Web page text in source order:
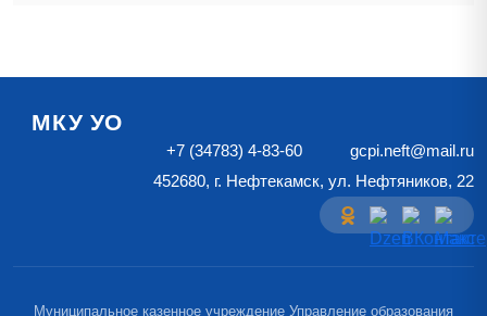
МКУ УО
+7 (34783) 4-83-60
gcpi.neft@mail.ru
452680, г. Нефтекамск, ул. Нефтяников, 22
Муниципальное казенное учреждение Управление образования